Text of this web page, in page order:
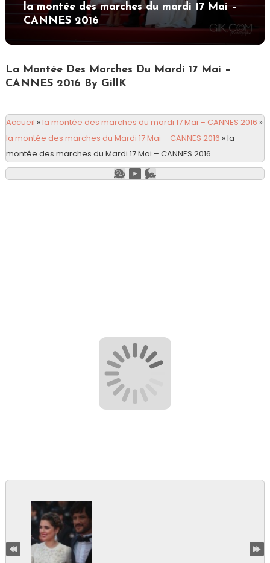
la montée des marches du mardi 17 Mai –
CANNES 2016
La Montée Des Marches Du Mardi 17 Mai –
CANNES 2016 By GillK
Accueil »la montée des marches du mardi 17 Mai – CANNES 2016 »
la montée des marches du Mardi 17 Mai – CANNES 2016 »la
montée des marches du Mardi 17 Mai – CANNES 2016